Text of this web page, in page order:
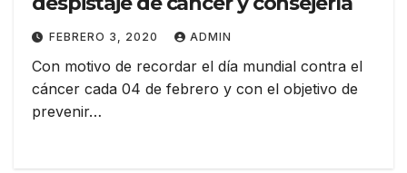
FEBRERO 3, 2020 ADMIN
Con motivo de recordar el día mundial contra el
cáncer cada 04 de febrero y con el objetivo de
prevenir…